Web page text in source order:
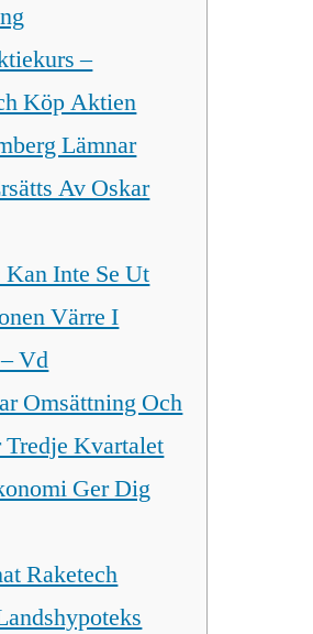
–
Köp Aktien
Lämnar
Av Oskar
Inte Se Ut
Värre I
Vd
Omsättning Och
Kvartalet
Ger Dig
Raketech